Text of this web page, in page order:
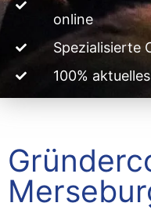
online
Spezialisierte
100%